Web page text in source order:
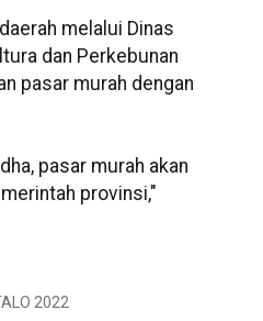
melalui Dinas
dan Perkebunan
pasar murah dengan
pasar murah akan
provinsi,"
2022